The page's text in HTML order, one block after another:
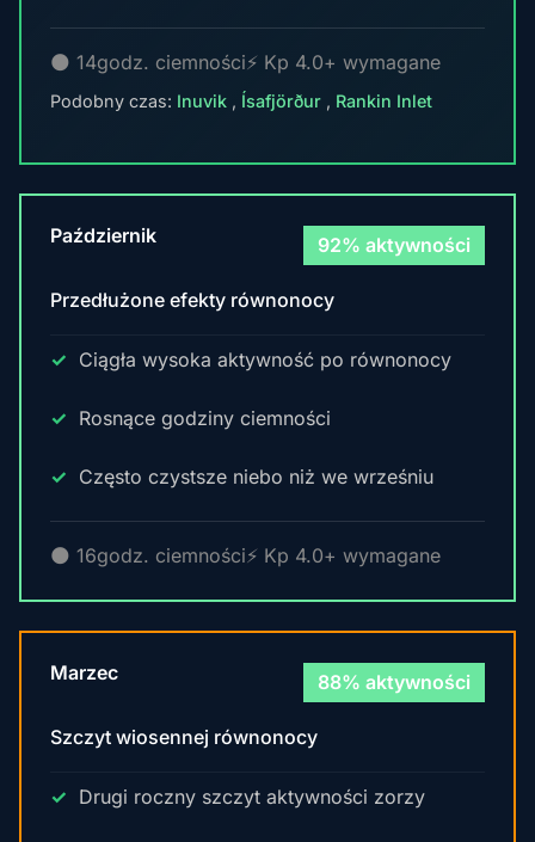
🌑 14godz. ciemności⚡ Kp 4.0+ wymagane
Podobny czas: Inuvik , Ísafjörður , Rankin Inlet
Październik 92% aktywności
Przedłużone efekty równonocy
Ciągła wysoka aktywność po równonocy
Rosnące godziny ciemności
Często czystsze niebo niż we wrześniu
🌑 16godz. ciemności⚡ Kp 4.0+ wymagane
Marzec 88% aktywności
Szczyt wiosennej równonocy
Drugi roczny szczyt aktywności zorzy